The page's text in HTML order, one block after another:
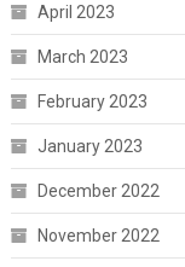
April 2023
March 2023
February 2023
January 2023
December 2022
November 2022